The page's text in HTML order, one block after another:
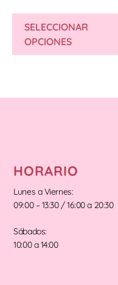
SELECCIONAR
OPCIONES
HORARIO
Lunes a Viernes:
09:00 – 13:30 / 16:00 a 20:30
Sábados:
10:00 a 14:00